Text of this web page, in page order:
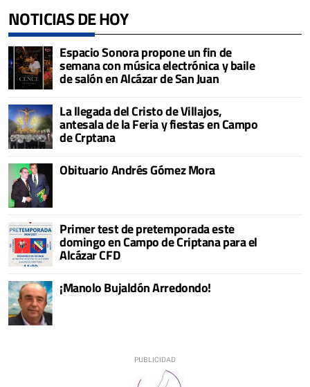
NOTICIAS DE HOY
Espacio Sonora propone un fin de
semana con música electrónica y baile
de salón en Alcázar de San Juan
La llegada del Cristo de Villajos,
antesala de la Feria y fiestas en Campo
de Crptana
Obituario Andrés Gómez Mora
Primer test de pretemporada este
domingo en Campo de Criptana para el
Alcázar CFD
¡Manolo Bujaldón Arredondo!